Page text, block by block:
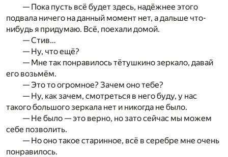
— Пока пусть всё будет здесь, надёжнее этого
подвала ничего на данный момент нет, а дальше что-
нибудь я придумаю. Всё, поехали домой.
— Стив…
— Ну, что ещё?
— Мне так понравилось тётушкино зеркало, давай
его возьмём.
— Это то огромное? Зачем оно тебе?
— Ну, как зачем, смотреться в него буду, у нас
такого большого зеркала нет и никогда не было.
— Не было — это верно, но зато сейчас мы можем
себе позволить.
— Но оно такое старинное, всё в серебре мне очень
понравилось.